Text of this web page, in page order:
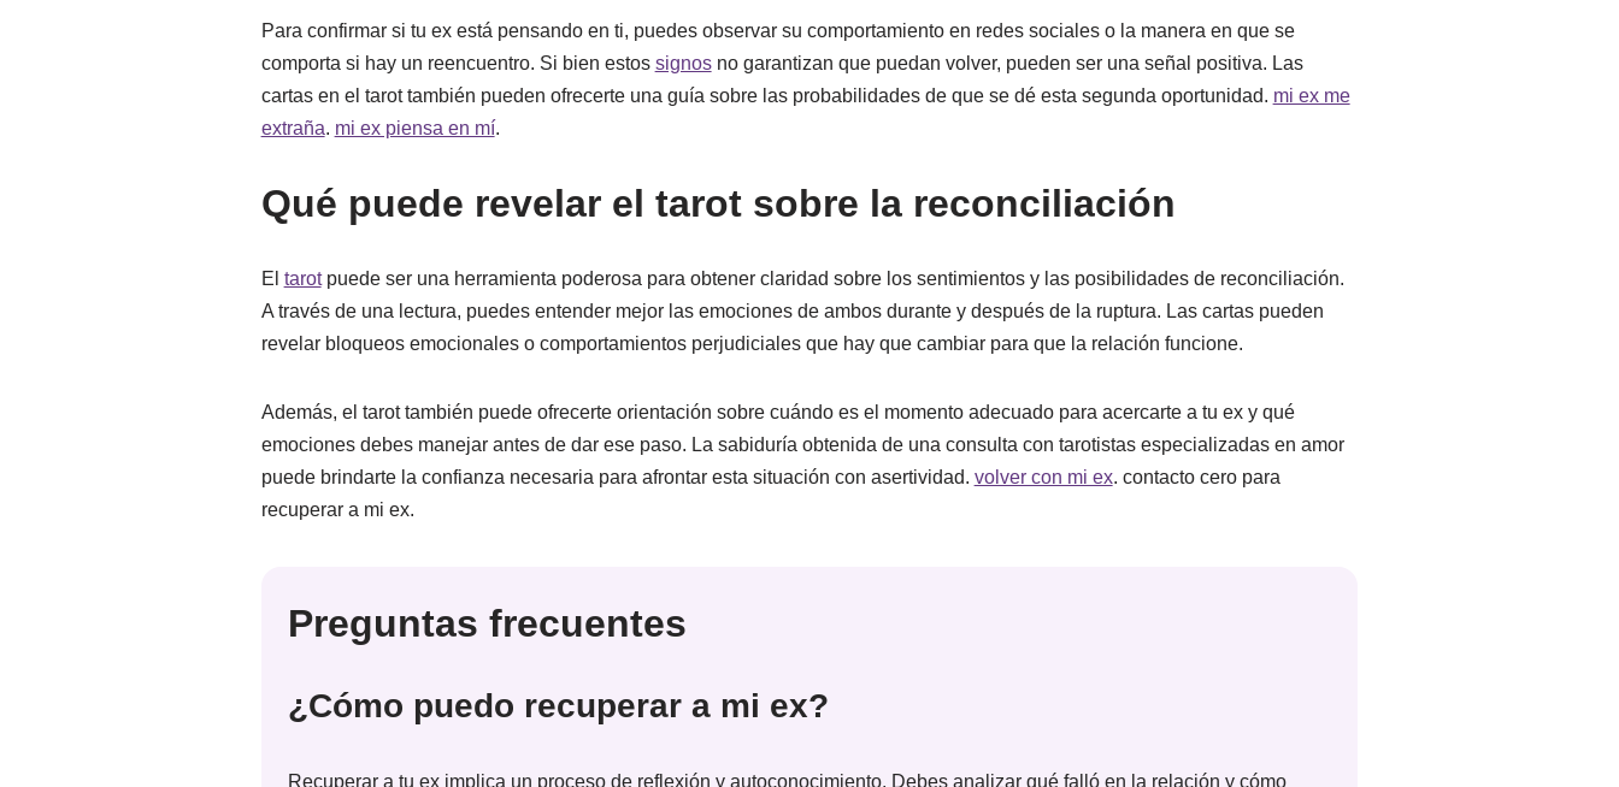
Para confirmar si tu ex está pensando en ti, puedes observar su comportamiento en redes sociales o la manera en que se
comporta si hay un reencuentro. Si bien estos signosno garantizan que puedan volver, pueden ser una señal positiva. Las
cartas en el tarot también pueden ofrecerte una guía sobre las probabilidades de que se dé esta segunda oportunidad. mi ex me
extraña. mi ex piensa en mí.
Qué puede revelar el tarot sobre la reconciliación
El tarotpuede ser una herramienta poderosa para obtener claridad sobre los sentimientos y las posibilidades de reconciliación.
A través de una lectura, puedes entender mejor las emociones de ambos durante y después de la ruptura. Las cartas pueden
revelar bloqueos emocionales o comportamientos perjudiciales que hay que cambiar para que la relación funcione.
Además, el tarot también puede ofrecerte orientación sobre cuándo es el momento adecuado para acercarte a tu ex y qué
emociones debes manejar antes de dar ese paso. La sabiduría obtenida de una consulta con tarotistas especializadas en amor
puede brindarte la confianza necesaria para afrontar esta situación con asertividad. volver con mi ex. contacto cero para
recuperar a mi ex.
Preguntas frecuentes
¿Cómo puedo recuperar a mi ex?
Recuperar a tu ex implica un proceso de reflexión y autoconocimiento. Debes analizar qué falló en la relación y cómo